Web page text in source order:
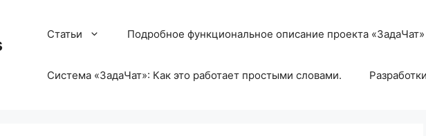
Статьи Подробное функциональное описание проекта «ЗадаЧат»
Система «ЗадаЧат»: Как это работает простыми словами.